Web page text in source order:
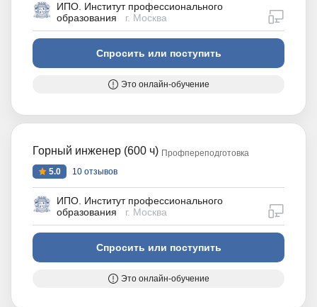
ИПО. Институт профессионального
образования
г. Москва
Спросить или поступить
Это онлайн-обучение
Горный инженер (600 ч) Профпереподготовка
5.0
10 отзывов
ИПО. Институт профессионального
образования
г. Москва
Спросить или поступить
Это онлайн-обучение